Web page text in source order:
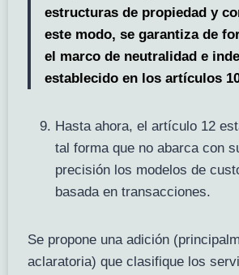
estructuras de propiedad y
este modo, se garantiza de
el marco de neutralidad e
establecido en los artículos
Hasta ahora, el artículo 12
tal forma que no abarca con
precisión los modelos de
basada en transacciones.
Se propone una adición
aclaratoria) que clasifique los